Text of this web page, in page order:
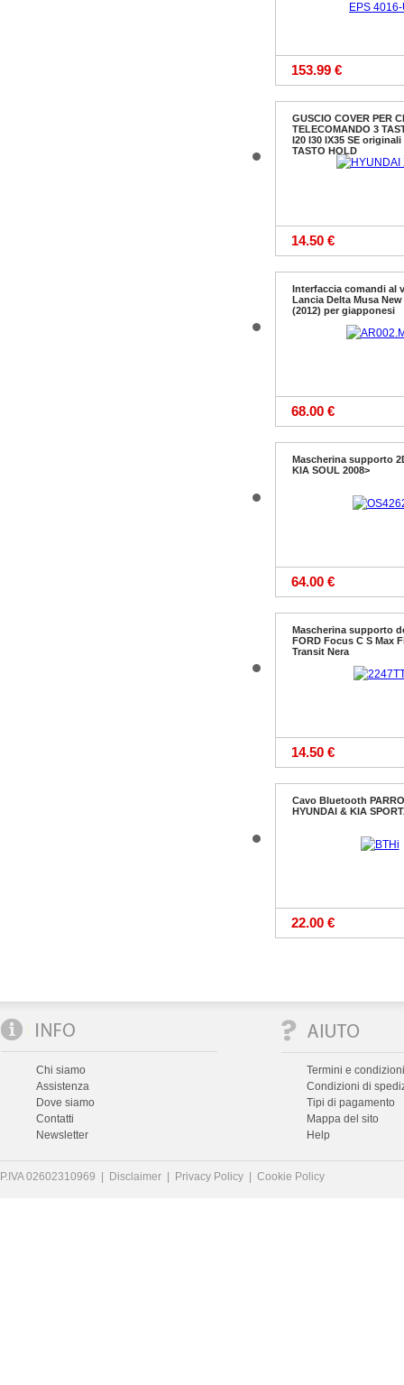
153.99 €
GUSCIO COVER PER
TELECOMANDO 3
I20 I30 IX35 SE
TASTO HOLD
14.50 €
Interfaccia comandi al
Lancia Delta Musa
(2012) per giapponesi
68.00 €
Mascherina supporto
KIA SOUL 2008>
64.00 €
Mascherina supporto
FORD Focus C S Max
Transit Nera
14.50 €
Cavo Bluetooth
HYUNDAI & KIA
22.00 €
Chi siamo
Assistenza
Dove siamo
Contatti
Newsletter
Termini e
Condizioni di
Tipi di pagamento
Mappa del sito
Help
P.IVA 02602310969 | Disclaimer Privacy Policy Cookie Policy